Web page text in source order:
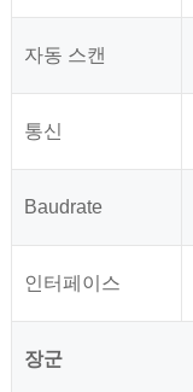
자동 스캔
통신
Baudrate
인터페이스
장군